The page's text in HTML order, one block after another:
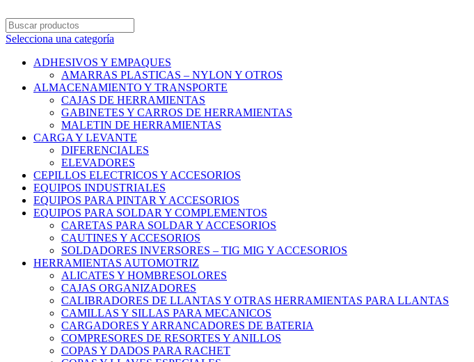
Selecciona una categoría
ADHESIVOS Y EMPAQUES
AMARRAS PLASTICAS – NYLON Y OTROS
ALMACENAMIENTO Y TRANSPORTE
CAJAS DE HERRAMIENTAS
GABINETES Y CARROS DE HERRAMIENTAS
MALETIN DE HERRAMIENTAS
CARGA Y LEVANTE
DIFERENCIALES
ELEVADORES
CEPILLOS ELECTRICOS Y ACCESORIOS
EQUIPOS INDUSTRIALES
EQUIPOS PARA PINTAR Y ACCESORIOS
EQUIPOS PARA SOLDAR Y COMPLEMENTOS
CARETAS PARA SOLDAR Y ACCESORIOS
CAUTINES Y ACCESORIOS
SOLDADORES INVERSORES – TIG MIG Y ACCESORIOS
HERRAMIENTAS AUTOMOTRIZ
ALICATES Y HOMBRESOLORES
CAJAS ORGANIZADORES
CALIBRADORES DE LLANTAS Y OTRAS HERRAMIENTAS PARA LLANTAS
CAMILLAS Y SILLAS PARA MECANICOS
CARGADORES Y ARRANCADORES DE BATERIA
COMPRESORES DE RESORTES Y ANILLOS
COPAS Y DADOS PARA RACHET